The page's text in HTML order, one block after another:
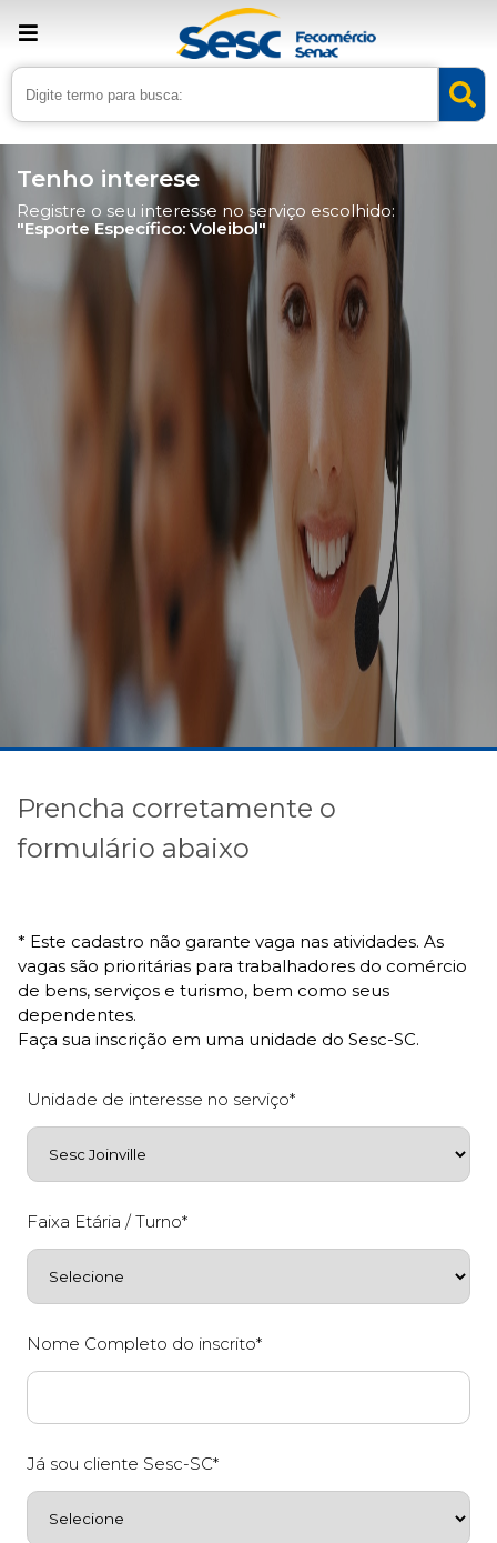
Tenho interese
Registre o seu interesse no serviço escolhido:
"Esporte Específico: Voleibol"
Prencha corretamente o
formulário abaixo
* Este cadastro não garante vaga nas atividades. As
vagas são prioritárias para trabalhadores do comércio
de bens, serviços e turismo, bem como seus
dependentes.
Faça sua inscrição em uma unidade do Sesc-SC.
Unidade de interesse no serviço*
Faixa Etária / Turno*
Nome Completo do inscrito*
Já sou cliente Sesc-SC*